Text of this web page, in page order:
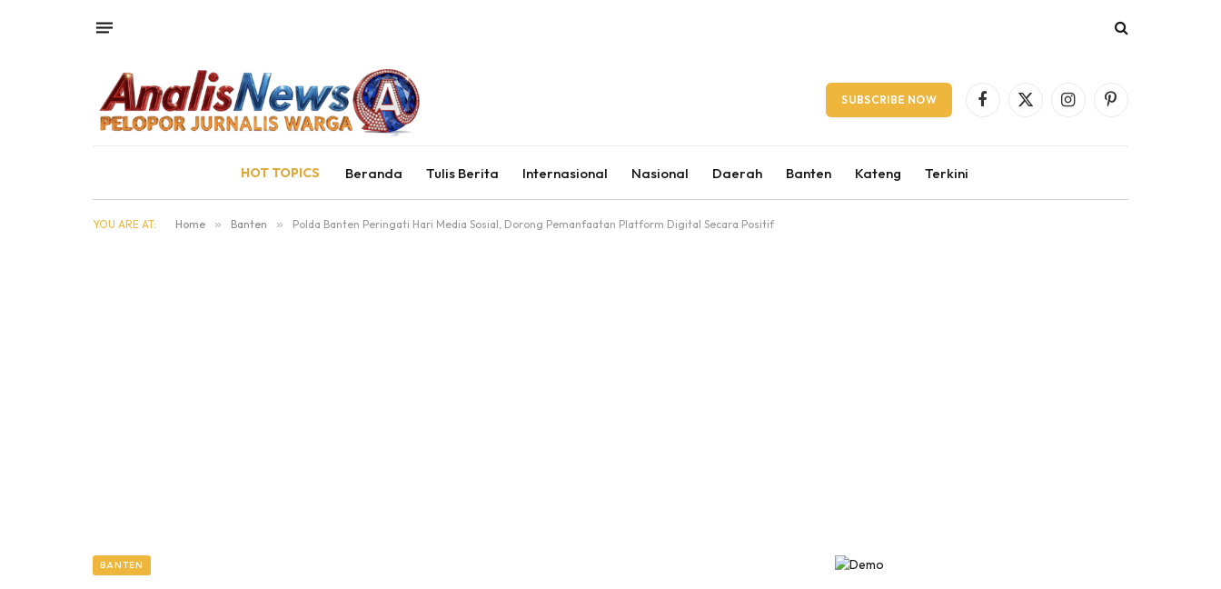
SUBSCRIBE NOW Facebook
X
InstagramPinterest
HOT TOPICS Beranda Tulis Berita Internasional Nasional Daerah Banten Kateng Terkini
YOU ARE AT: Home » Banten » Polda Banten Peringati Hari Media Sosial, Dorong Pemanfaatan Platform Digital Secara Positif
BANTEN